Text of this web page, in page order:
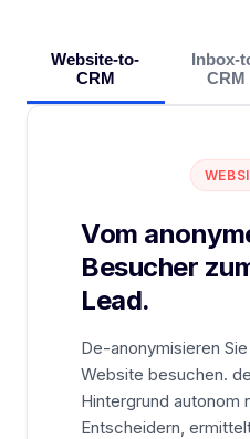
Website-to-
CRM
Inbox-
CRM
Vom
Besucher
Lead.
De-anonymisieren
Website besuchen.
Hintergrund autonom
Entscheidern,